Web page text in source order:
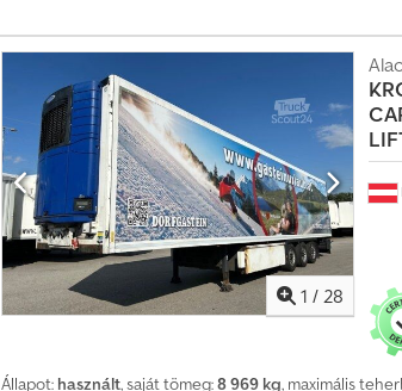
tárcsafékkel | Rögzítő sín rakományrögzítéshez | 13
| Átmeneti magasság: 2650 mm | Gumiabroncsok: 385/
tévedés, elírás és előzetes értékesítés jogát
1 / 28
Állapot: használt, saját tömeg:8 969 kg, maximális